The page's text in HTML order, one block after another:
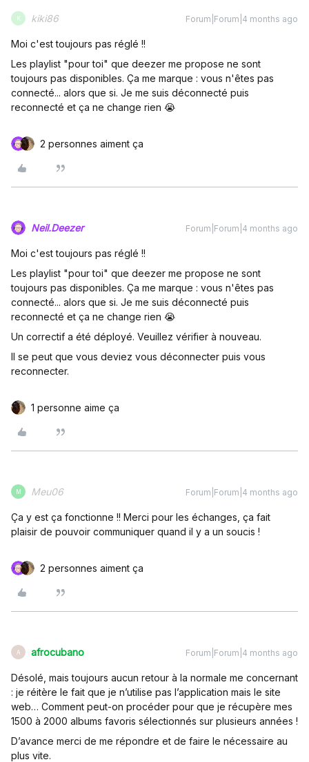
K kiki86 Forum|Forum|4 months ago
Moi c'est toujours pas réglé !!
Les playlist "pour toi" que deezer me propose ne sont
toujours pas disponibles. Ça me marque : vous n'êtes pas
connecté... alors que si. Je me suis déconnecté puis
reconnecté et ça ne change rien 😭
2 personnes aiment ça
Neil.Deezer Forum|Forum|4 months ago
Moi c'est toujours pas réglé !!
Les playlist "pour toi" que deezer me propose ne sont
toujours pas disponibles. Ça me marque : vous n'êtes pas
connecté... alors que si. Je me suis déconnecté puis
reconnecté et ça ne change rien 😭
Un correctif a été déployé. Veuillez vérifier à nouveau.
Il se peut que vous deviez vous déconnecter puis vous
reconnecter.
1 personne aime ça
M Meu06 Forum|Forum|4 months ago
Ça y est ça fonctionne !! Merci pour les échanges, ça fait
plaisir de pouvoir communiquer quand il y a un soucis !
2 personnes aiment ça
A afrocubano Forum|Forum|4 months ago
Désolé, mais toujours aucun retour à la normale me concernant
: je réitère le fait que je n’utilise pas l’application mais le site
web… Comment peut-on procéder pour que je récupère mes
1500 à 2000 albums favoris sélectionnés sur plusieurs années !
D’avance merci de me répondre et de faire le nécessaire au
plus vite.